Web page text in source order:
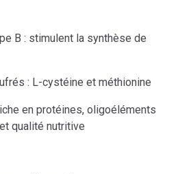
: stimulent la synthèse de
: L-cystéine et méthionine
en protéines, oligoéléments
qualité nutritive